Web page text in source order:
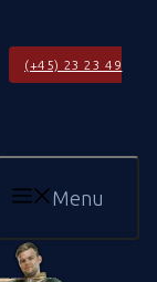
(+45) 23 23 49
Menu